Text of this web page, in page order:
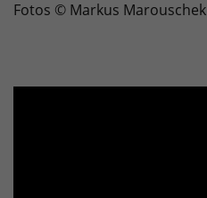
Fotos © Markus Marouschek